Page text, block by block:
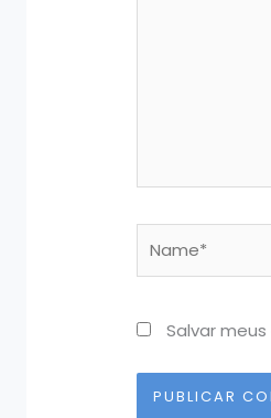
Salvar